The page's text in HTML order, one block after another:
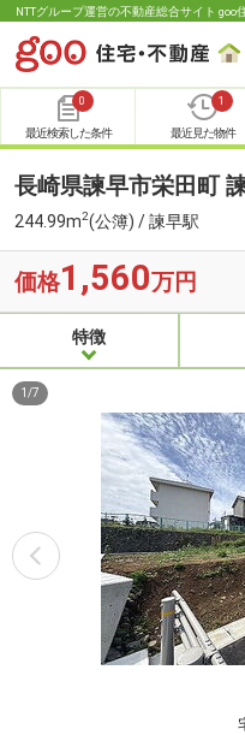
NTTグループ運営の不動産総合サイト goo
0
最近検索した条件
1
最近見た物件
長崎県諫早市栄田町
244.99m2(公簿) / 諫早駅
価格1,560万円
特徴
1 /7